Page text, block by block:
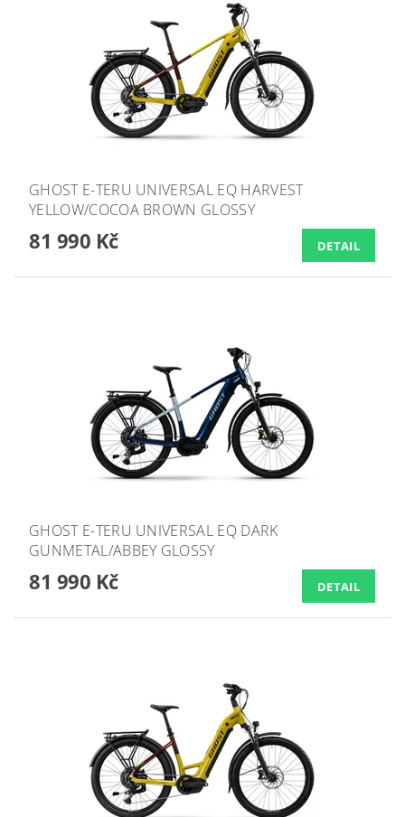
GHOST E-TERU UNIVERSAL EQ HARVEST
YELLOW/COCOA BROWN GLOSSY
81 990 Kč DETAIL
GHOST E-TERU UNIVERSAL EQ DARK
GUNMETAL/ABBEY GLOSSY
81 990 Kč DETAIL